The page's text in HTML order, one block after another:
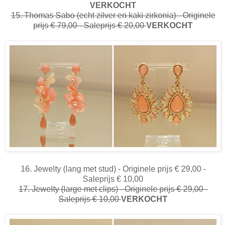
VERKOCHT
15. Thomas Sabo (echt zilver en kaki zirkonia) - Originele
prijs € 79,00 - Saleprijs € 20,00VERKOCHT
16. Jewelty (lang met stud) - Originele prijs € 29,00 -
Saleprijs € 10,00
17. Jewelty (large met clips) - Originele prijs € 29,00 -
Saleprijs € 10,00VERKOCHT